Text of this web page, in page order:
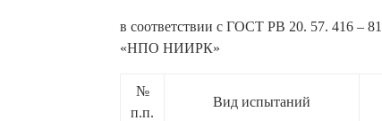
в соответствии с ГОСТ РВ 20. 57. 416 –
«НПО НИИРК»
№
п.п.
Вид испытаний